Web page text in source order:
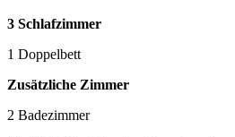
3 Schlafzimmer
1 Doppelbett
Zusätzliche Zimmer
2 Badezimmer